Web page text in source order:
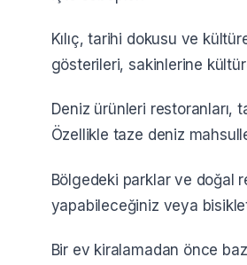
Kılıç, tarihi dokusu ve
gösterileri, sakinlerine
Deniz ürünleri restoranları,
Özellikle taze deniz
Bölgedeki parklar ve doğal
yapabileceğiniz veya
Bir ev kiralamadan önce